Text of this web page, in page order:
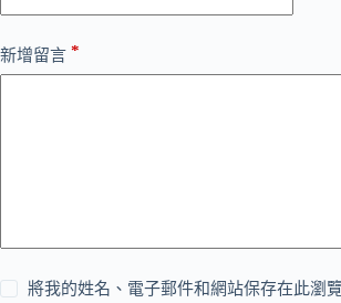
新增留言 *
將我的姓名、電子郵件和網站保存在此瀏